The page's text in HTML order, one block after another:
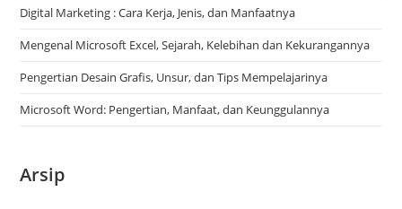
Digital Marketing : Cara Kerja, Jenis, dan Manfaatnya
Mengenal Microsoft Excel, Sejarah, Kelebihan dan Kekurangannya
Pengertian Desain Grafis, Unsur, dan Tips Mempelajarinya
Microsoft Word: Pengertian, Manfaat, dan Keunggulannya
Arsip